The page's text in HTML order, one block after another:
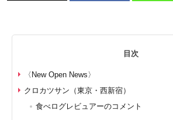
目次
〈New Open News〉
クロカツサン（東京・西新宿）
食べログレビュアーのコメント